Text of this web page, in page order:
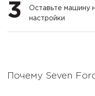
3
Оставьте машину
настройки
Почему Seven